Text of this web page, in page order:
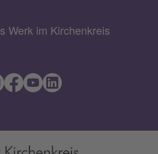
Werk im Kirchenkreis